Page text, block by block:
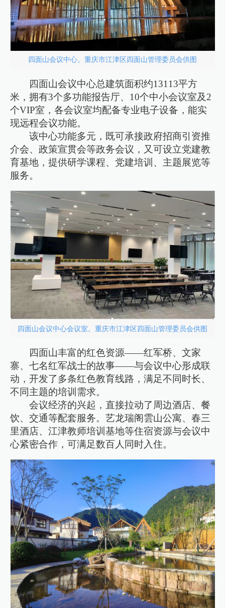
四面山会议中心。重庆市江津区四面山管理委员会供图
四面山会议中心总建筑面积约13113平方
米，拥有3个多功能报告厅、10个中小会议室及2
个VIP室，各会议室均配备专业电子设备，能实
现远程会议功能。
该中心功能多元，既可承接政府招商引资推
介会、政策宣贯会等政务会议，又可设立党建教
育基地，提供研学课程、党建培训、主题展览等
服务。
四面山会议中心会议室。重庆市江津区四面山管理委员会供图
四面山丰富的红色资源——红军桥、文家
寨、七名红军战士的故事——与会议中心形成联
动，开发了多条红色教育线路，满足不同时长、
不同主题的培训需求。
会议经济的兴起，直接拉动了周边酒店、餐
饮、交通等配套服务。艺龙瑞阁雲山公寓、春三
里酒店、江津教师培训基地等住宿资源与会议中
心紧密合作，可满足数百人同时入住。